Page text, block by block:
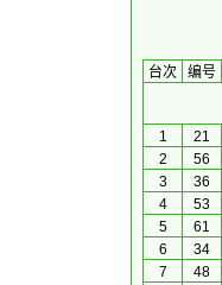
台次 编号
1 21
2
56
3
36
4
53
5
61
6
34
7
48